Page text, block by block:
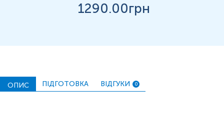
1290.00грн
ОПИС ПІДГОТОВКА ВІДГУКИ 0